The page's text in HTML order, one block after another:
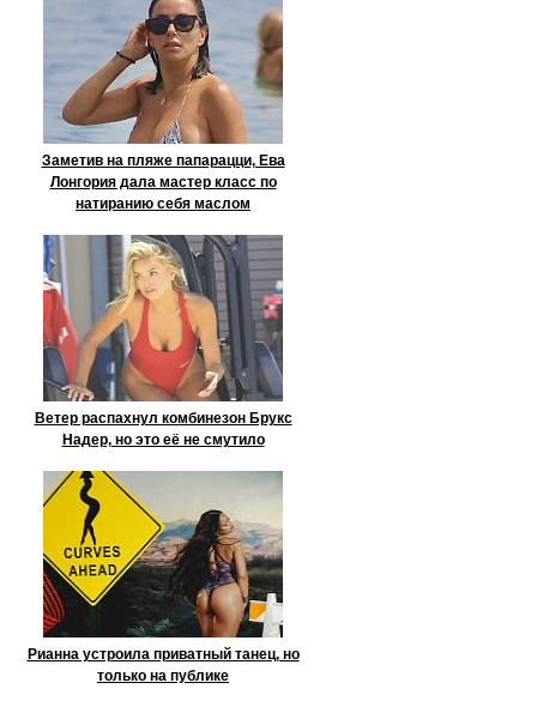
Заметив на пляже папарацци, Ева
Лонгория дала мастер класс по
натиранию себя маслом
Ветер распахнул комбинезон Брукс
Надер, но это её не смутило
Рианна устроила приватный танец, но
только на публике